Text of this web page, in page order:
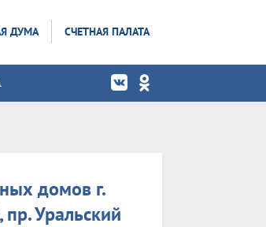
ДУМА СЧЕТНАЯ ПАЛАТА
домов г.
Уральский